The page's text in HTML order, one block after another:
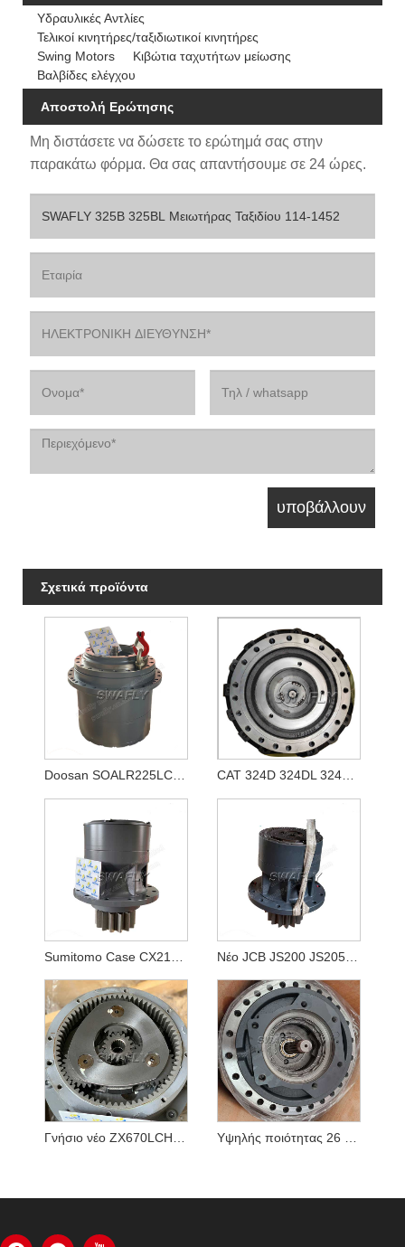
Υδραυλικές Αντλίες
Τελικοί κινητήρες/ταξιδιωτικοί κινητήρες
Swing Motors
Κιβώτια ταχυτήτων μείωσης
Βαλβίδες ελέγχου
Αποστολή Ερώτησης
Μη διστάσετε να δώσετε το ερώτημά σας στην
παρακάτω φόρμα. Θα σας απαντήσουμε σε 24 ώρες.
Σχετικά προϊόντα